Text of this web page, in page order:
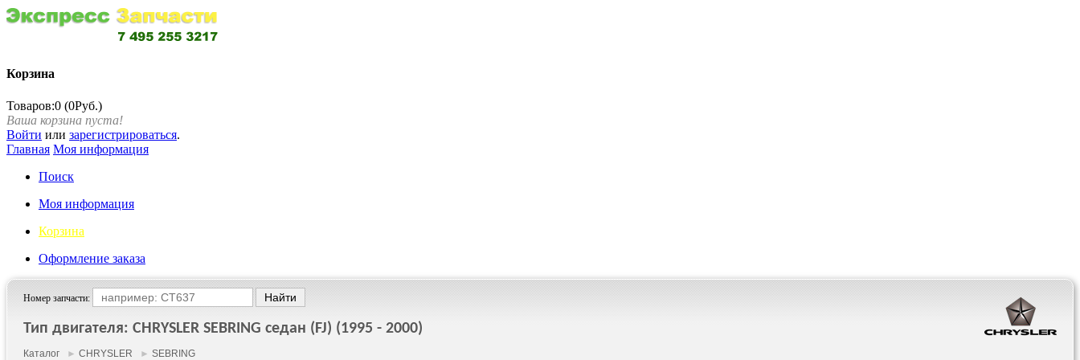
Корзина
Товаров:0 (0Руб.)
Ваша корзина пуста!
Войти или зарегистрироваться.
Главная Моя информация
Поиск
Моя информация
Корзина
Оформление заказа
Номер запчасти:
Тип двигателя: CHRYSLER SEBRING седан (FJ) (1995 - 2000)
Каталог ► CHRYSLER ► SEBRING